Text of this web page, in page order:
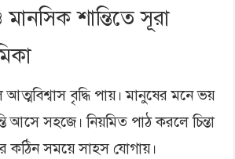
শান্তিতে সূরা
বৃদ্ধি পায়। মানুষের মনে ভয়
আসে সহজে। নিয়মিত পাঠ করলে চিন্তা
কঠিন সময়ে সাহস যোগায়।